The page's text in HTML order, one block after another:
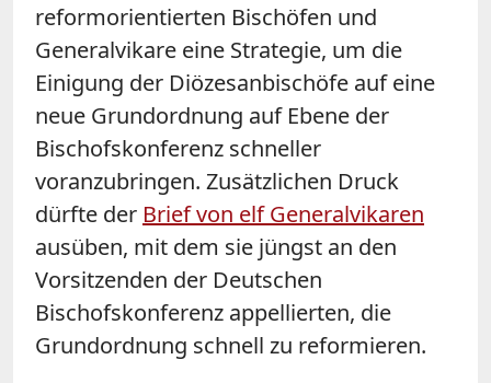
reformorientierten Bischöfen und
Generalvikare eine Strategie, um die
Einigung der Diözesanbischöfe auf eine
neue Grundordnung auf Ebene der
Bischofskonferenz schneller
voranzubringen. Zusätzlichen Druck
dürfte der Brief von elf Generalvikaren
ausüben, mit dem sie jüngst an den
Vorsitzenden der Deutschen
Bischofskonferenz appellierten, die
Grundordnung schnell zu reformieren.